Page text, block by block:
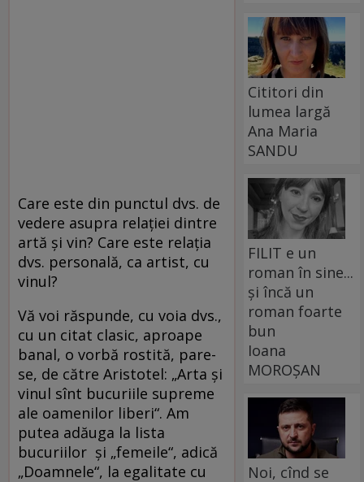
Care este din punctul dvs. de
vedere asupra relației dintre
artă și vin? Care este relația
dvs. personală, ca artist, cu
vinul?
Vă voi răspunde, cu voia dvs.,
cu un citat clasic, aproape
banal, o vorbă rostită, pare-
se, de către Aristotel: „Arta și
vinul sînt bucuriile supreme
ale oamenilor liberi“. Am
putea adăuga la lista
bucuriilor și „femeile“, adică
„Doamnele“, la egalitate cu
Cititori din
lumea largă
Ana Maria
SANDU
FILIT e un
roman în sine...
și încă un
roman foarte
bun
Ioana
MOROȘAN
Noi, cînd se